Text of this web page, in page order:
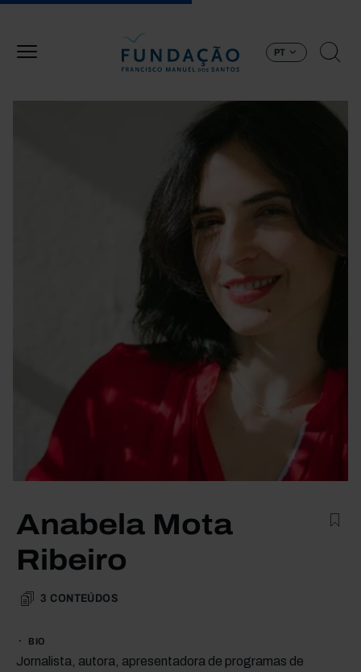
PT
Anabela Mota
Ribeiro
3 CONTEÚDOS
BIO
Jornalista, autora, apresentadora de programas de